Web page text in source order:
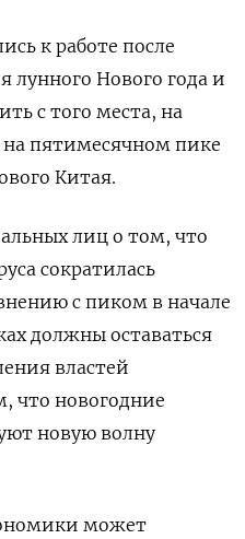
к работе после
лунного Нового года и
с того места, на
пятимесячном пике
Китая.
лиц о том, что
сократилась
с пиком в начале
должны оставаться
властей
что новогодние
новую волну
может